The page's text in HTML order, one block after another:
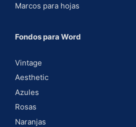
Marcos para hojas
Fondos para Word
Vintage
Aesthetic
Azules
Rosas
Naranjas